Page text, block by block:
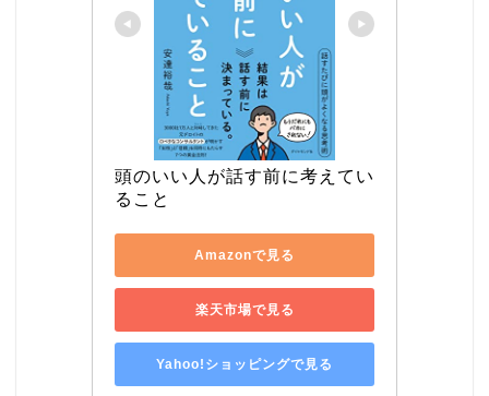
頭のいい人が話す前に考えてい
ること
Amazonで見る
楽天市場で見る
Yahoo!ショッピングで見る